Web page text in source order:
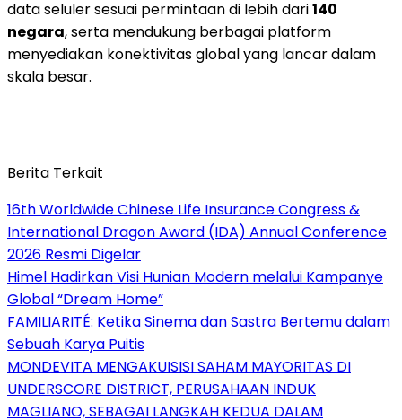
data seluler sesuai permintaan di lebih dari140
negara, serta mendukung berbagai platform
menyediakan konektivitas global yang lancar dalam
skala besar.
Berita Terkait
16th Worldwide Chinese Life Insurance Congress &
International Dragon Award (IDA) Annual Conference
2026 Resmi Digelar
Himel Hadirkan Visi Hunian Modern melalui Kampanye
Global “Dream Home”
FAMILIARITÉ: Ketika Sinema dan Sastra Bertemu dalam
Sebuah Karya Puitis
MONDEVITA MENGAKUISISI SAHAM MAYORITAS DI
UNDERSCORE DISTRICT, PERUSAHAAN INDUK
MAGLIANO, SEBAGAI LANGKAH KEDUA DALAM